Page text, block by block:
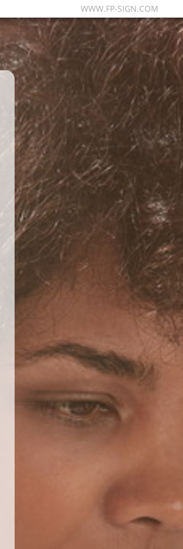
WWW.FP-SIGN.COM